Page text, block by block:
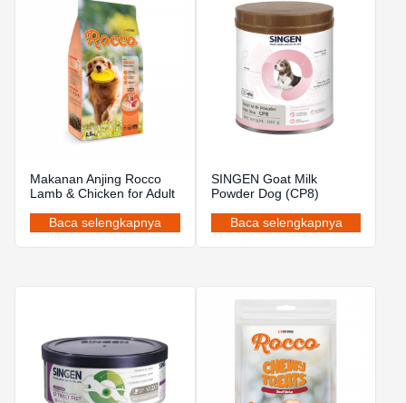
Makanan Anjing Rocco
Lamb & Chicken for Adult
Baca selengkapnya
SINGEN Goat Milk
Powder Dog (CP8)
Baca selengkapnya